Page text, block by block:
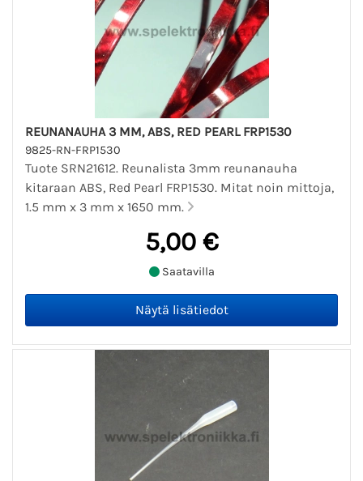
REUNANAUHA 3 MM, ABS, RED PEARL FRP1530
9825-RN-FRP1530
Tuote SRN21612. Reunalista 3mm reunanauha
kitaraan ABS, Red Pearl FRP1530. Mitat noin mittoja,
1.5 mm x 3 mm x 1650 mm.
5,00 €
Saatavilla